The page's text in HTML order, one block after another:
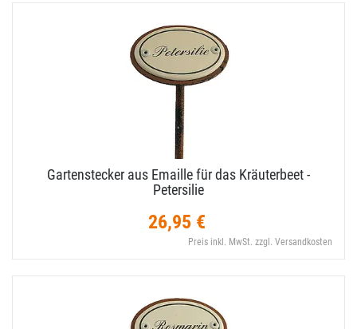
Gartenstecker aus Emaille für das Kräuterbeet -
Petersilie
26,95 €
Preis inkl. MwSt. zzgl. Versandkosten